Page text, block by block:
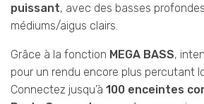
puissant, avec des basses
médiums/aigus clairs.
Grâce à la fonction MEGA BASS,
pour un rendu encore plus percutant
Connectez jusqu’à 100 enceintes